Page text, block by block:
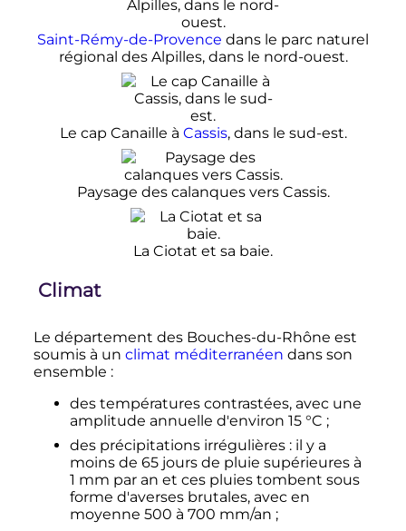
Saint-Rémy-de-Provence dans le parc naturel
régional des Alpilles, dans le nord-ouest.
Le cap Canaille à Cassis, dans le sud-est.
Paysage des calanques vers Cassis.
La Ciotat et sa baie.
Climat
Le département des Bouches-du-Rhône est
soumis à un climat méditerranéen dans son
ensemble :
des températures contrastées, avec une
amplitude annuelle d'environ 15 °C ;
des précipitations irrégulières : il y a
moins de 65 joursde pluie supérieures à
1 mm par an et ces pluies tombent sous
forme d'averses brutales, avec en
moyenne 500 à 700 mm/an ;